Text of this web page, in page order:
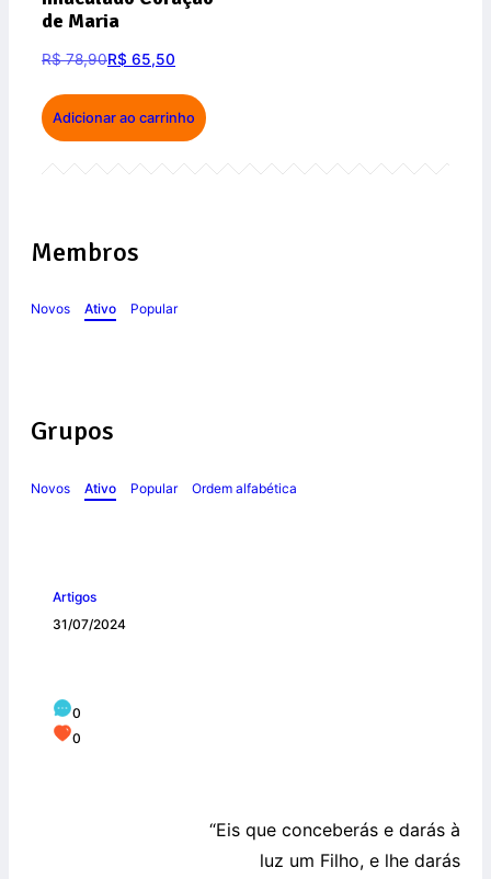
de Maria
R$78,90R$ 65,50
Adicionar ao carrinho
Membros
Novos Ativo Popular
Grupos
Novos Ativo Popular Ordem alfabética
Artigos
31/07/2024
0
0
“Eis que conceberás e darás à
luz um Filho, e lhe darás